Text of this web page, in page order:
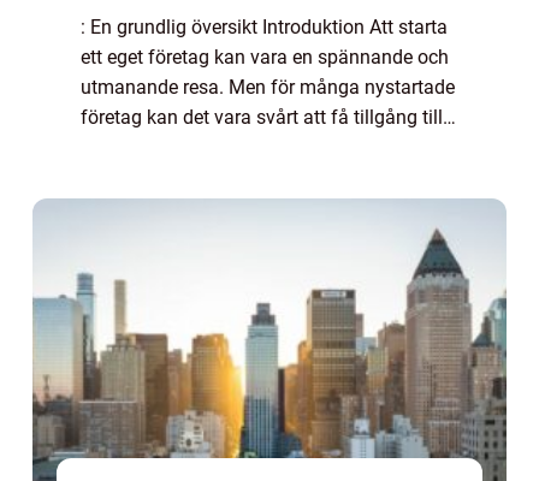
: En grundlig översikt Introduktion Att starta
ett eget företag kan vara en spännande och
utmanande resa. Men för många nystartade
företag kan det vara svårt att få tillgång till